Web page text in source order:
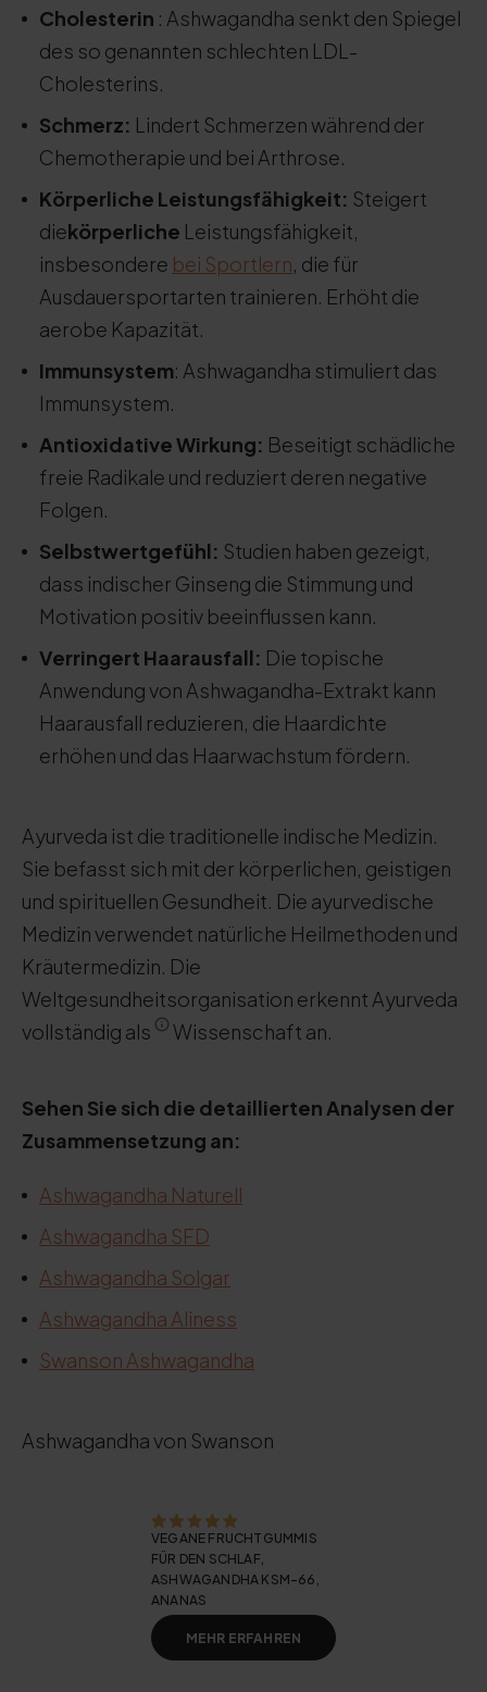
Cholesterin : Ashwagandha senkt den Spiegel
des so genannten schlechten LDL-
Cholesterins.
Schmerz: Lindert Schmerzen während der
Chemotherapie und bei Arthrose.
Körperliche Leistungsfähigkeit: Steigert
diekörperliche Leistungsfähigkeit,
insbesondere bei Sportlern, die für
Ausdauersportarten trainieren. Erhöht die
aerobe Kapazität.
Immunsystem: Ashwagandha stimuliert das
Immunsystem.
Antioxidative Wirkung: Beseitigt schädliche
freie Radikale und reduziert deren negative
Folgen.
Selbstwertgefühl: Studien haben gezeigt,
dass indischer Ginseng die Stimmung und
Motivation positiv beeinflussen kann.
Verringert Haarausfall: Die topische
Anwendung von Ashwagandha-Extrakt kann
Haarausfall reduzieren, die Haardichte
erhöhen und das Haarwachstum fördern.
Ayurveda ist die traditionelle indische Medizin.
Sie befasst sich mit der körperlichen, geistigen
und spirituellen Gesundheit. Die ayurvedische
Medizin verwendet natürliche Heilmethoden und
Kräutermedizin. Die
Weltgesundheitsorganisation erkennt Ayurveda
vollständig als
Wissenschaft an.
Sehen Sie sich die detaillierten Analysen der
Zusammensetzung an:
Ashwagandha Naturell
Ashwagandha SFD
Ashwagandha Solgar
Ashwagandha Aliness
Swanson Ashwagandha
Ashwagandha von Swanson
VEGANE FRUCHTGUMMIS
FÜR DEN SCHLAF,
ASHWAGANDHA KSM-66,
ANANAS
MEHR ERFAHREN